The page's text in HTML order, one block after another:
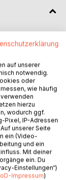
Rostock in
in der
bis
von
mit der
verbundene
durch
geriet unter
der
der
Universität
auf unserer
notwendig.
oder
wie häufig
hierzu
wodurch ggf.
Pixel, IP-Adressen
unserer Seite
ein (Video-
und ein
Mit deiner
ein. Du
Einstellungen“)
Impressum)